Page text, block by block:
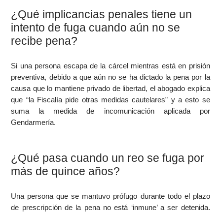
¿Qué implicancias penales tiene un
intento de fuga cuando aún no se
recibe pena?
Si una persona escapa de la cárcel mientras está en prisión
preventiva, debido a que aún no se ha dictado la pena por la
causa que lo mantiene privado de libertad, el abogado explica
que “la Fiscalía pide otras medidas cautelares” y a esto se
suma la medida de incomunicación aplicada por
Gendarmería.
¿Qué pasa cuando un reo se fuga por
más de quince años?
Una persona que se mantuvo prófugo durante todo el plazo
de prescripción de la pena no está ‘inmune’ a ser detenida.